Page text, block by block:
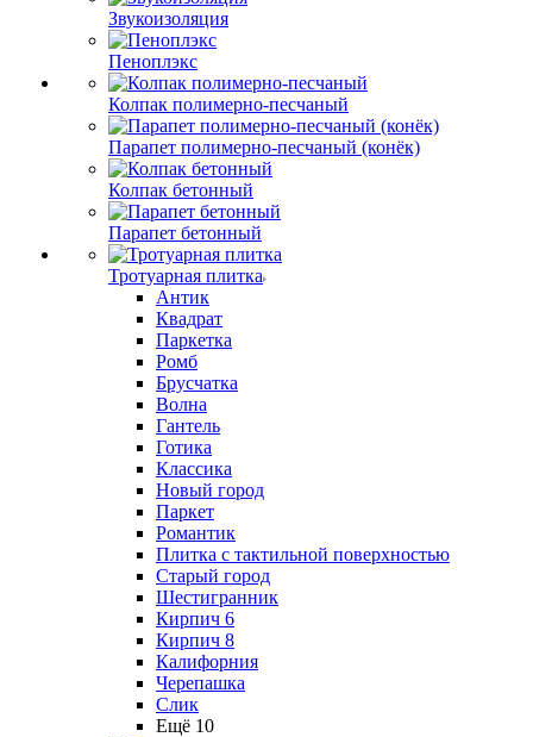
Звукоизоляция
Пеноплэкс
Колпак полимерно-песчаный
Парапет полимерно-песчаный (конёк)
Колпак бетонный
Парапет бетонный
Тротуарная плитка
Антик
Квадрат
Паркетка
Ромб
Брусчатка
Волна
Гантель
Готика
Классика
Новый город
Паркет
Романтик
Плитка с тактильной поверхностью
Старый город
Шестигранник
Кирпич 6
Кирпич 8
Калифорния
Черепашка
Слик
Ещё 10